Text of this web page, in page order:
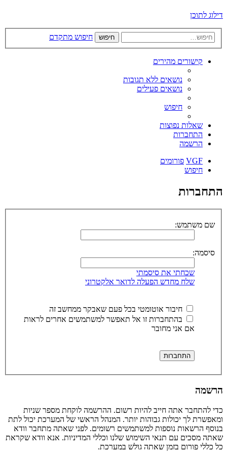
דילוג לתוכן
חיפוש חיפוש מתקדם
קישורים מהירים
נושאים ללא תגובות
נושאים פעילים
חיפוש
שאלות נפוצות
התחברות
הרשמה
VGF פורומים
חיפוש
התחברות
שם משתמש:
סיסמה:
שכחתי את סיסמתי
שלח מחדש הפעלה לדואר אלקטרוני
חיבור אוטומטי בכל פעם שאבקר ממחשב זה
בהתחברות זו אל תאפשר למשתמשים אחרים לראות
אם אני מחובר
הרשמה
כדי להתחבר אתה חייב להיות רשום. ההרשמה לוקחת מספר שניות
ומאפשרת לך יכולות גבוהות יותר. המנהל הראשי של המערכת יכול לתת
בנוסף הרשאות נוספות למשתמשים רשומים. לפני שאתה מתחבר וודא
שאתה מסכים עם תנאי השימוש שלנו וכללי המדיניות. אנא וודא שקראת
כל כללי פורום בזמן שאתה גולש במערכת.